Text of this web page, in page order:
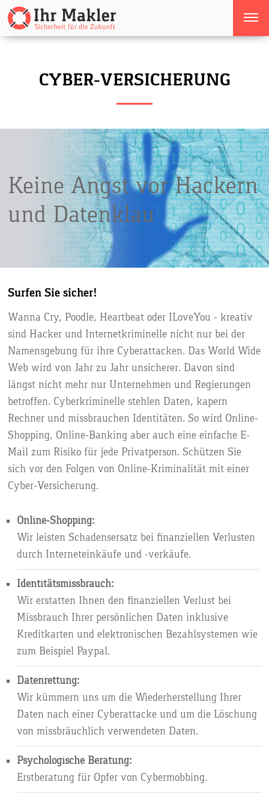
CYBER-VERSICHERUNG
Keine Angst vor Hackern
und Datenklau
Surfen Sie sicher!
Wanna Cry, Poodle, Heartbeat oder ILoveYou - kreativ
sind Hacker und Internetkriminelle nicht nur bei der
Namensgebung für ihre Cyberattacken. Das World Wide
Web wird von Jahr zu Jahr unsicherer. Davon sind
längst nicht mehr nur Unternehmen und Regierungen
betroffen. Cyberkriminelle stehlen Daten, kapern
Rechner und missbrauchen Identitäten. So wird Online-
Shopping, Online-Banking aber auch eine einfache E-
Mail zum Risiko für jede Privatperson. Schützen Sie
sich vor den Folgen von Online-Kriminalität mit einer
Cyber-Versicherung.
Online-Shopping:
Wir leisten Schadensersatz bei finanziellen Verlusten
durch Interneteinkäufe und -verkäufe.
Identitätsmissbrauch:
Wir erstatten Ihnen den finanziellen Verlust bei
Missbrauch Ihrer persönlichen Daten inklusive
Kreditkarten und elektronischen Bezahlsystemen wie
zum Beispiel Paypal.
Datenrettung:
Wir kümmern uns um die Wiederherstellung Ihrer
Daten nach einer Cyberattacke und um die Löschung
von missbräuchlich verwendeten Daten.
Psychologische Beratung:
Erstberatung für Opfer von Cybermobbing.